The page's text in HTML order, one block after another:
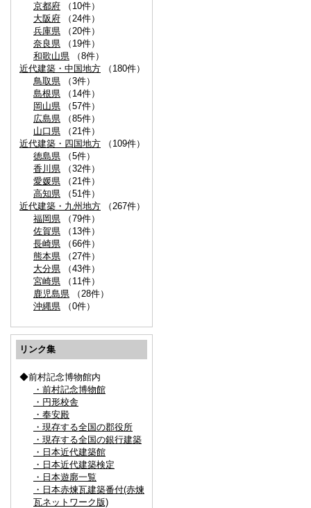
京都府 （10件）
大阪府 （24件）
兵庫県 （20件）
奈良県 （19件）
和歌山県 （8件）
近代建築・中国地方 （180件）
鳥取県 （3件）
島根県 （14件）
岡山県 （57件）
広島県 （85件）
山口県 （21件）
近代建築・四国地方 （109件）
徳島県 （5件）
香川県 （32件）
愛媛県 （21件）
高知県 （51件）
近代建築・九州地方 （267件）
福岡県 （79件）
佐賀県 （13件）
長崎県 （66件）
熊本県 （27件）
大分県 （43件）
宮崎県 （11件）
鹿児島県 （28件）
沖縄県 （0件）
リンク集
◆前村記念博物館内
・前村記念博物館
・円形校舎
・奉安殿
・現存する全国の郡役所
・現存する全国の銀行建築
・日本近代建築館
・日本近代建築検定
・日本遊廓一覧
・日本赤煉瓦建築番付(赤煉
瓦ネットワーク版)